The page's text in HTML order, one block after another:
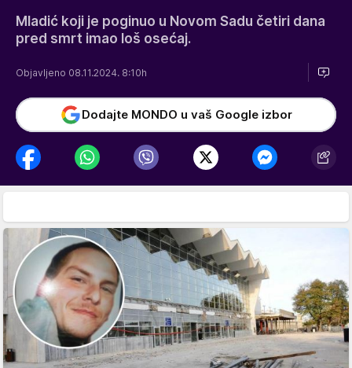
Mladić koji je poginuo u Novom Sadu četiri dana
pred smrt imao loš osećaj.
Objavljeno 08.11.2024. 8:10h
Dodajte MONDO u vaš Google izbor